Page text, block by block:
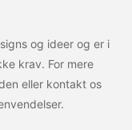
og ideer og er i
krav. For mere
eller kontakt os